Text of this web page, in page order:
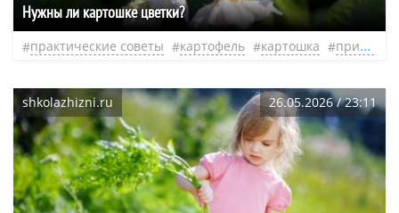
Нужны ли картошке цветки?
практические советы картофель картошка приусадебный участок
shkolazhizni.ru 26.05.2026 / 23:11